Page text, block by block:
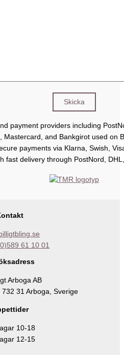
payments via Klarna, Swish,
fast delivery through PostNord,
61 10 01
Arboga AB
31 Arboga, Sverige
10-18
12-15